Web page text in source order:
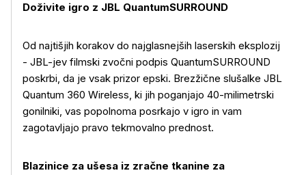
Doživite igro z JBL QuantumSURROUND
Od najtišjih korakov do najglasnejših laserskih eksplozij
- JBL-jev filmski zvočni podpis QuantumSURROUND
poskrbi, da je vsak prizor epski. Brezžične slušalke JBL
Quantum 360 Wireless, ki jih poganjajo 40-milimetrski
gonilniki, vas popolnoma posrkajo v igro in vam
zagotavljajo pravo tekmovalno prednost.
Blazinice za ušesa iz zračne tkanine za